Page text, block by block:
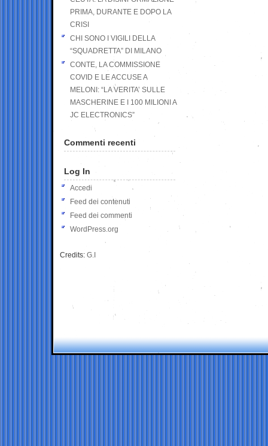
PRIMA, DURANTE E DOPO LA
CRISI
CHI SONO I VIGILI DELLA
“SQUADRETTA” DI MILANO
CONTE, LA COMMISSIONE
COVID E LE ACCUSE A
MELONI: “LA VERITA’ SULLE
MASCHERINE E I 100 MILIONI A
JC ELECTRONICS”
Commenti recenti
Log In
Accedi
Feed dei contenuti
Feed dei commenti
WordPress.org
Credits: G.I